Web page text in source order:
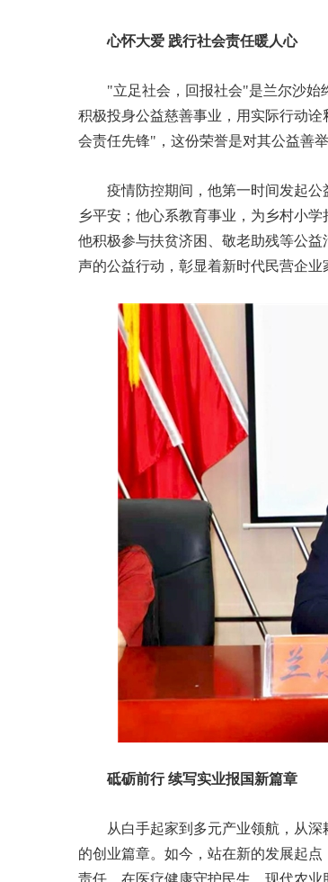
心怀大爱 践行社会责任暖人心
"立足社会，回报社会"是兰尔沙始
积极投身公益慈善事业，用实际行动
会责任先锋"，这份荣誉是对其公益善举
疫情防控期间，他第一时间发起
乡平安；他心系教育事业，为乡村小
他积极参与扶贫济困、敬老助残等公
声的公益行动，彰显着新时代民营企业
砥砺前行 续写实业报国新篇章
从白手起家到多元产业领航，从
的创业篇章。如今，站在新的发展起
责任，在医疗健康守护民生、现代农